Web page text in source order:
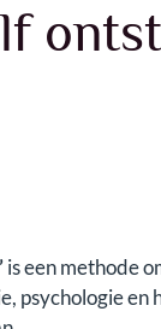
is een methode
psychologie